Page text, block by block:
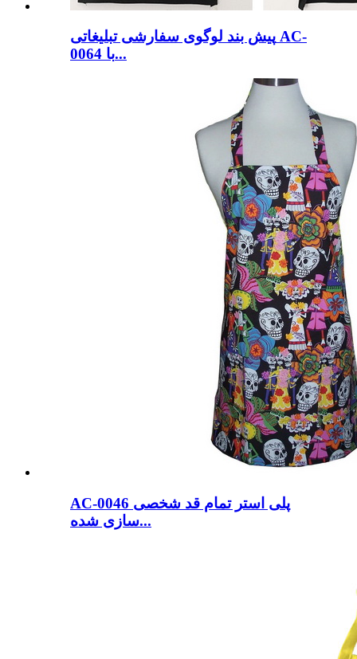
پیش بند لوگوی سفارشی تبلیغاتی AC-
0064 با...
AC-0046 پلی استر تمام قد شخصی
سازی شده...